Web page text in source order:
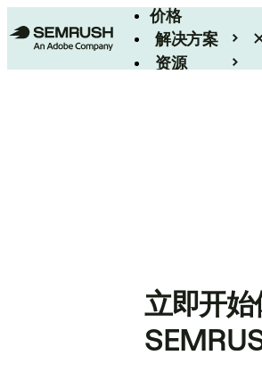
价格
解决方案
资源
立即开始